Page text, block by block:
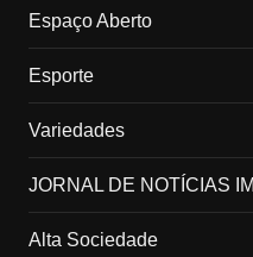
Espaço Aberto
Esporte
Variedades
JORNAL DE NOTÍCIAS
Alta Sociedade